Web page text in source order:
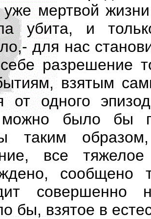
уже мертвой
убита, и
для нас
разрешение
взятым
от одного
можно было бы
таким
все
сообщено
бы, взятое в